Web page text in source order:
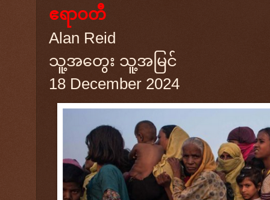
ဧရာဝတီ
Alan Reid
သူ့အတွေး သူ့အမြင်
18 December 2024